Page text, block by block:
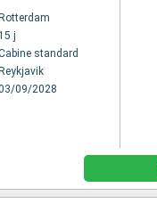
Rotterdam
15 j
standard
Reykjavik
09/2028